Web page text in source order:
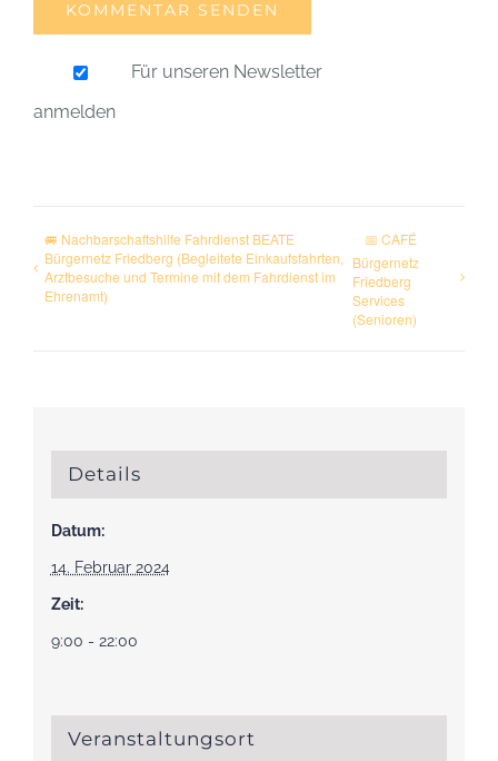
Für unseren Newsletter
anmelden
🚐 Nachbarschaftshilfe Fahrdienst BEATE
Bürgernetz Friedberg (Begleitete Einkaufsfahrten,
Arztbesuche und Termine mit dem Fahrdienst im
Ehrenamt)
📅 CAFÉ
Bürgernetz
Friedberg
Services
(Senioren)
Details
Datum:
14. Februar 2024
Zeit:
9:00 - 22:00
Veranstaltungsort